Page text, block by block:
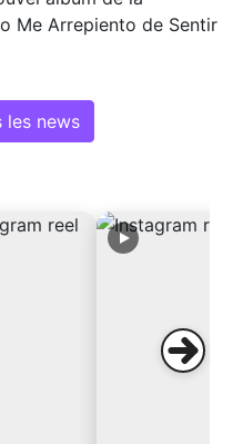
Me Arrepiento de Sentir
les news